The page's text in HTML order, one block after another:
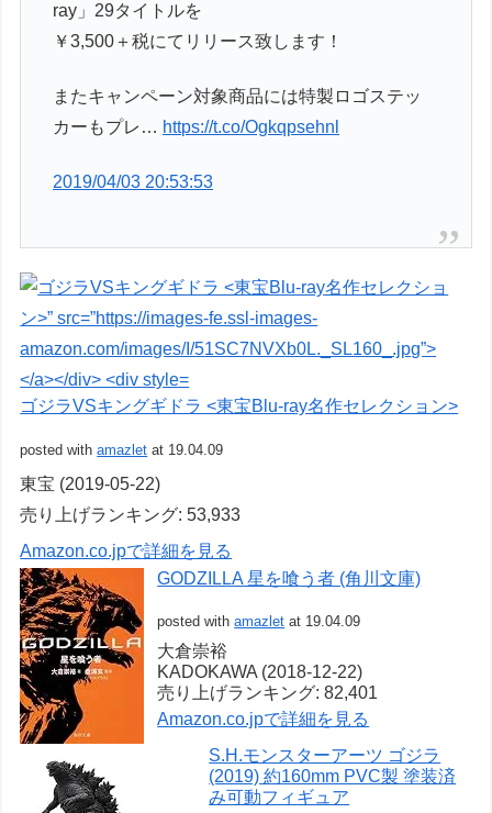
ray」29タイトルを
￥3,500＋税にてリリース致します！
またキャンペーン対象商品には特製ロゴステッ
カーもプレ… https://t.co/Ogkqpsehnl
2019/04/03 20:53:53
ゴジラVSキングギドラ <東宝Blu-ray名作セレクション>
posted withamazlet at 19.04.09
東宝 (2019-05-22)
売り上げランキング: 53,933
Amazon.co.jpで詳細を見る
GODZILLA 星を喰う者 (角川文庫)
posted withamazlet at 19.04.09
大倉崇裕
KADOKAWA (2018-12-22)
売り上げランキング: 82,401
Amazon.co.jpで詳細を見る
S.H.モンスターアーツ ゴジラ
(2019) 約160mm PVC製 塗装済
み可動フィギュア